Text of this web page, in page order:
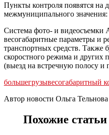
Пункты контроля появятся на
межмуниципального значения:
Система фото- и видеосъемки
весогабаритные параметры и
транспортных средств. Также
скоростного режима и других
(выезд на встречную полосу и
большегрузывесогабаритный
Автор новости Ольга Тельнова
Похожие